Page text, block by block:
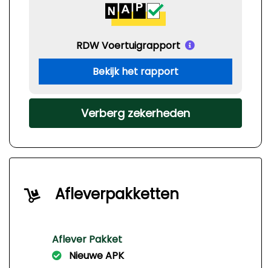
RDW Voertuigrapport
Bekijk het rapport
Verberg zekerheden
Afleverpakketten
Aflever Pakket
Nieuwe APK